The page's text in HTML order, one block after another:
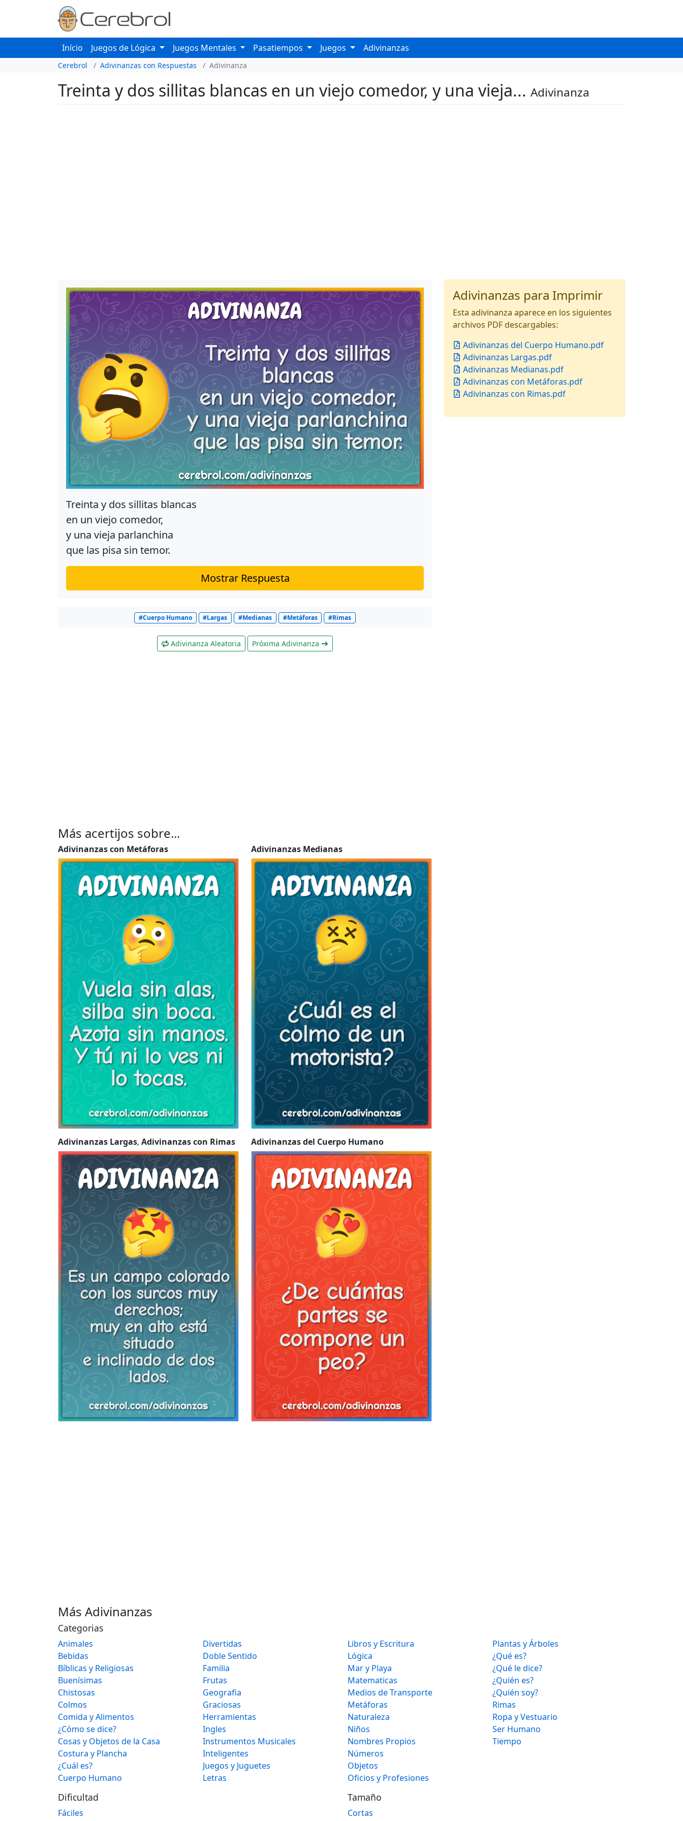
Início Juegos de Lógica Juegos Mentales Pasatiempos Juegos Adivinanzas
Cerebrol Adivinanzas con Respuestas Adivinanza
Treinta y dos sillitas blancas en un viejo comedor, y una vieja... Adivinanza
Treinta y dos sillitas blancas
en un viejo comedor,
y una vieja parlanchina
que las pisa sin temor.
Mostrar Respuesta
#Cuerpo Humano #Largas #Medianas #Metáforas #Rimas
Adivinanza Aleatoria Próxima Adivinanza
Adivinanzas para Imprimir
Esta adivinanza aparece en los siguientes
archivos PDF descargables:
Adivinanzas del Cuerpo Humano.pdf
Adivinanzas Largas.pdf
Adivinanzas Medianas.pdf
Adivinanzas con Metáforas.pdf
Adivinanzas con Rimas.pdf
Más acertijos sobre...
Adivinanzas con Metáforas Adivinanzas Medianas
Adivinanzas Largas, Adivinanzas con Rimas Adivinanzas del Cuerpo Humano
Más Adivinanzas
Categorias
Animales
Bebidas
Bíblicas y Religiosas
Buenísimas
Chistosas
Colmos
Comida y Alimentos
¿Cómo se dice?
Cosas y Objetos de la Casa
Costura y Plancha
¿Cuál es?
Cuerpo Humano
Divertidas
Doble Sentido
Familia
Frutas
Geografia
Graciosas
Herramientas
Ingles
Instrumentos Musicales
Inteligentes
Juegos y Juguetes
Letras
Libros y Escritura
Lógica
Mar y Playa
Matematicas
Medios de Transporte
Metáforas
Naturaleza
Niños
Nombres Propios
Números
Objetos
Oficios y Profesiones
Plantas y Árboles
¿Qué es?
¿Qué le dice?
¿Quién es?
¿Quién soy?
Rimas
Ropa y Vestuario
Ser Humano
Tiempo
Dificultad
Fáciles
Tamaño
Cortas